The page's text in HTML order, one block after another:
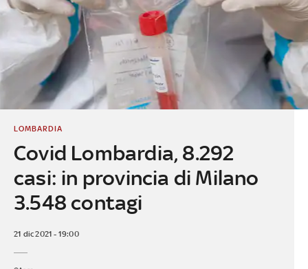
Covid Lombardia, 8.292
casi: in provincia di Milano
3.548 contagi
LOMBARDIA
21 dic 2021 - 19:00